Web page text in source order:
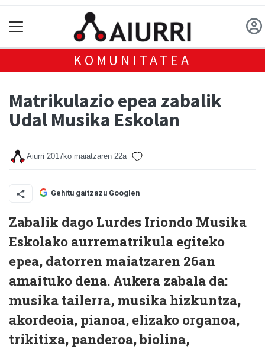
KOMUNITATEA
Matrikulazio epea zabalik
Udal Musika Eskolan
Aiurri 2017ko maiatzaren 22a
Gehitu gaitzazu Googlen
Zabalik dago Lurdes Iriondo Musika
Eskolako aurrematrikula egiteko
epea, datorren maiatzaren 26an
amaituko dena. Aukera zabala da:
musika tailerra, musika hizkuntza,
akordeoia, pianoa, elizako organoa,
trikitixa, panderoa, biolina,